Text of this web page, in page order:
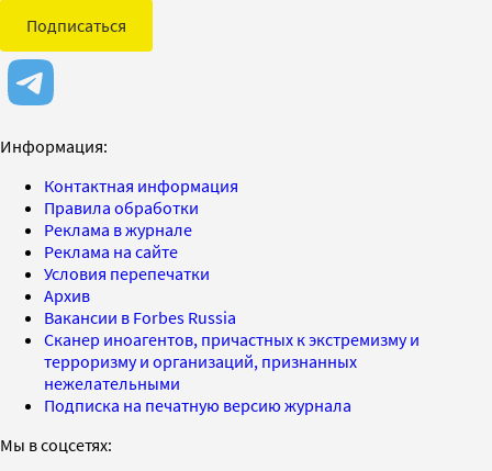
Подписаться
Информация:
Контактная информация
Правила обработки
Реклама в журнале
Реклама на сайте
Условия перепечатки
Архив
Вакансии в Forbes Russia
Сканер иноагентов, причастных к экстремизму и
терроризму и организаций, признанных
нежелательными
Подписка на печатную версию журнала
Мы в соцсетях: